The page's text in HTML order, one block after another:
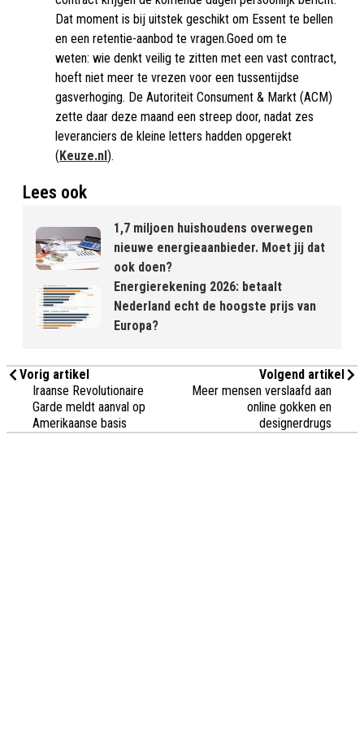
Dat moment is bij uitstek geschikt om Essent te bellen
en een retentie-aanbod te vragen.Goed om te
weten: wie denkt veilig te zitten met een vast contract,
hoeft niet meer te vrezen voor een tussentijdse
gasverhoging. De Autoriteit Consument & Markt (ACM)
zette daar deze maand een streep door, nadat zes
leveranciers de kleine letters hadden opgerekt
( Keuze.nl ).
Lees ook
1,7 miljoen huishoudens overwegen
nieuwe energieaanbieder. Moet jij dat
ook doen?
Energierekening 2026: betaalt
Nederland echt de hoogste prijs van
Europa?
Vorig artikel
Iraanse Revolutionaire
Garde meldt aanval op
Amerikaanse basis
Volgend artikel
Meer mensen verslaafd aan
online gokken en
designerdrugs